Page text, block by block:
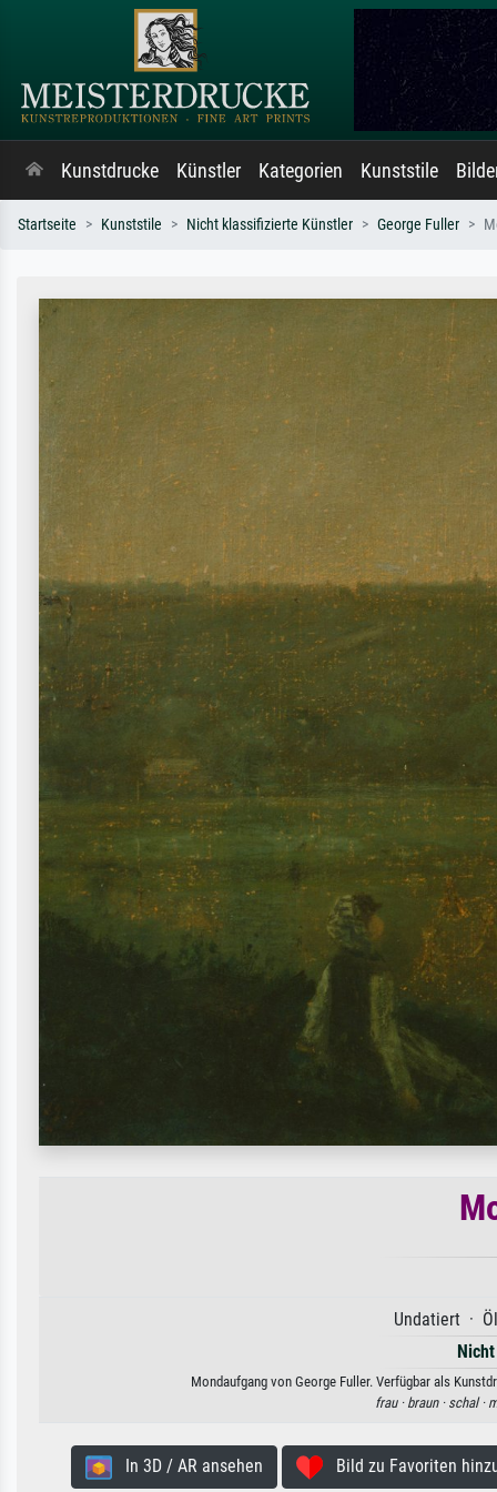
Kunstdrucke Künstler Kategorien Kunststile
Startseite Kunststile Nicht klassifizierte Künstler George Fuller
Undatiert ·
Mondaufgang von George Fuller. Verfügbar als
frau · braun · schal ·
In 3D / AR ansehen Bild zu Favoriten